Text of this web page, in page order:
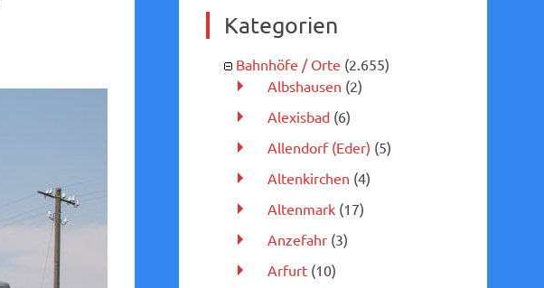
Kategorien
Bahnhöfe / Orte (2.655)
Albshausen (2)
Alexisbad(6)
Allendorf (Eder) (5)
Altenkirchen (4)
Altenmark(17)
Anzefahr(3)
Arfurt(10)